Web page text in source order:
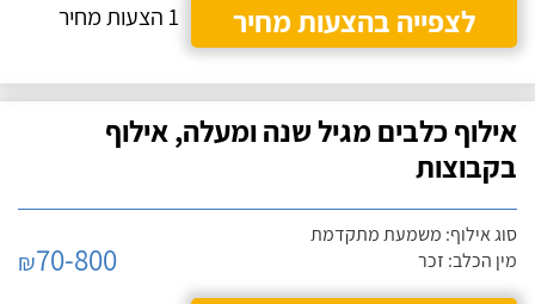
לצפייה בהצעות מחיר
1 הצעות מחיר
אילוף כלבים מגיל שנה ומעלה, אילוף
בקבוצות
סוג אילוף: משמעת מתקדמת
מין הכלב: זכר
₪70-800